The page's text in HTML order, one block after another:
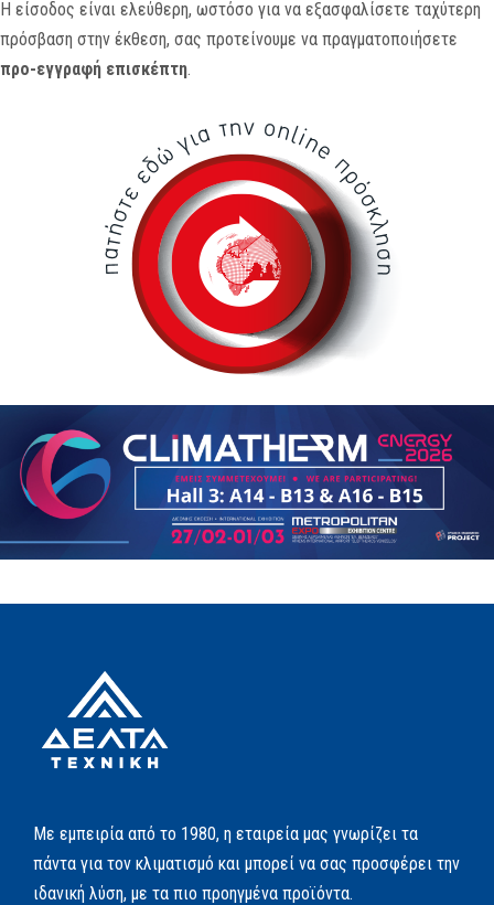
Η είσοδος είναι ελεύθερη, ωστόσο για να εξασφαλίσετε ταχύτερη
πρόσβαση στην έκθεση, σας προτείνουμε να πραγματοποιήσετε
προ-εγγραφή επισκέπτη.
Με εμπειρία από το 1980, η εταιρεία μας γνωρίζει τα
πάντα για τον κλιματισμό και μπορεί να σας προσφέρει την
ιδανική λύση, με τα πιο προηγμένα προϊόντα.